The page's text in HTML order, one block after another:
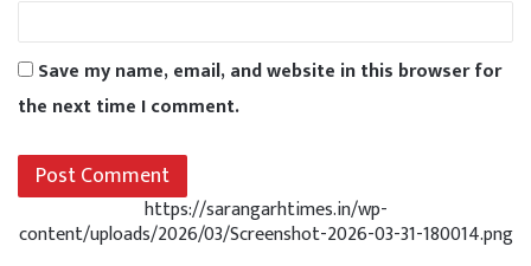
Save my name, email, and website in this browser for
the next time I comment.
https://sarangarhtimes.in/wp-
content/uploads/2026/03/Screenshot-2026-03-31-180014.png